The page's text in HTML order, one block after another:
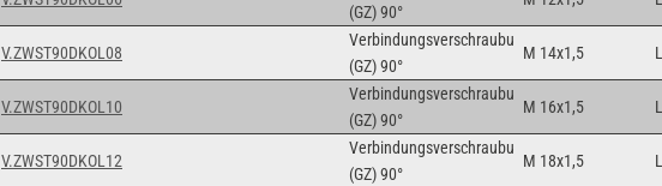
(GZ) 90°
V.ZWST90DKOL08
Verbindungsverschraubung
(GZ) 90°
M 14x1,5
V.ZWST90DKOL10
Verbindungsverschraubung
(GZ) 90°
M 16x1,5
V.ZWST90DKOL12
Verbindungsverschraubung
(GZ) 90°
M 18x1,5